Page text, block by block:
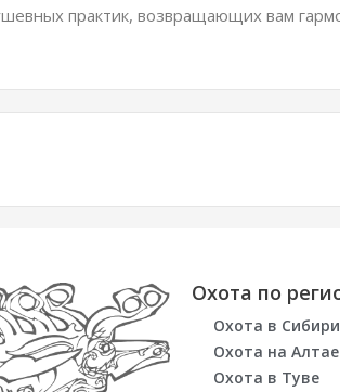
практик, возвращающих вам
Охота по
Охота в Сибири
Охота на Алтае
Охота в Туве